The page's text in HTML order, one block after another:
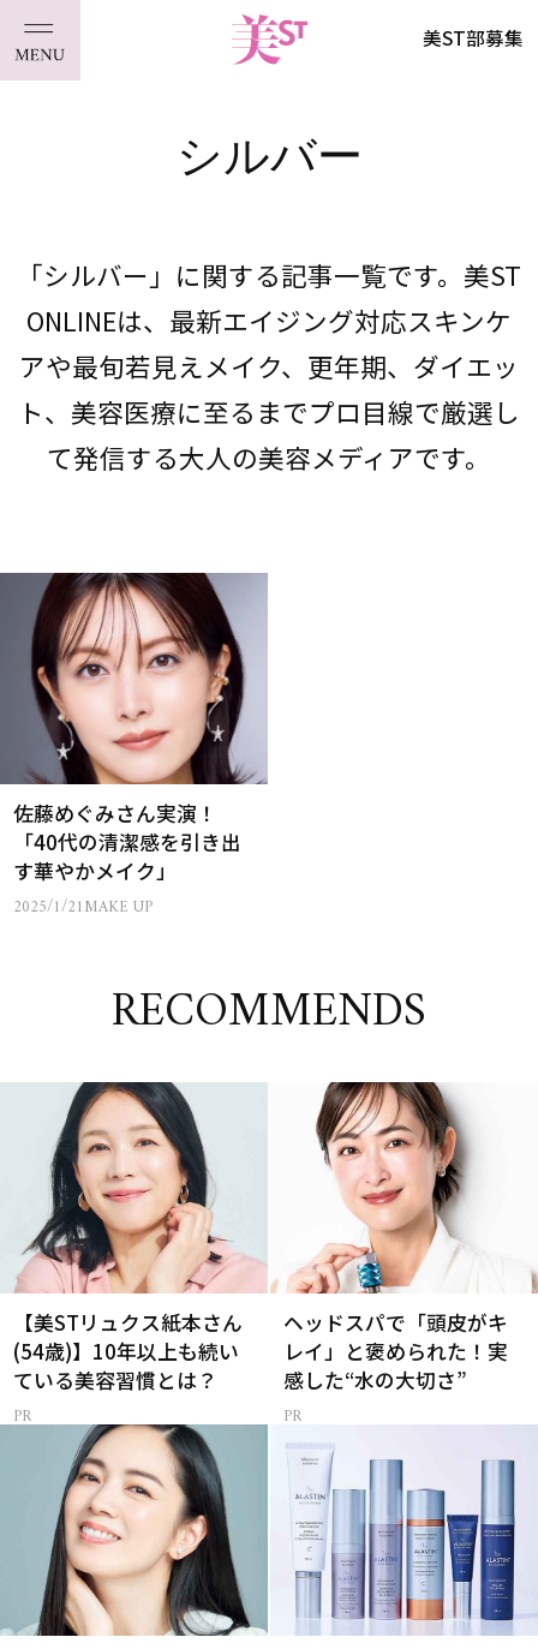
美ST部募集
シルバー
「シルバー」に関する記事一覧です。美ST
ONLINEは、最新エイジング対応スキンケ
アや最旬若見えメイク、更年期、ダイエッ
ト、美容医療に至るまでプロ目線で厳選し
て発信する大人の美容メディアです。
佐藤めぐみさん実演！
「40代の清潔感を引き出
す華やかメイク」
2025/1/21MAKE UP
RECOMMENDS
【美STリュクス紙本さん
(54歳)】10年以上も続い
ている美容習慣とは？
ヘッドスパで「頭皮がキ
レイ」と褒められた！実
感した“水の大切さ”